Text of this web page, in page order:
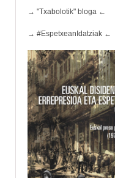
→ "Txabolotik" bloga ←
→ #EspetxeanIdatziak ←